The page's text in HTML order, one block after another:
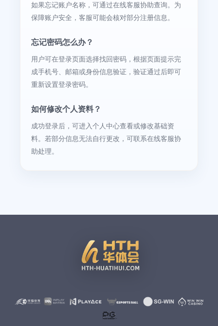
如果忘记账户名称，可通过在线客服协助查询。为
保障账户安全，客服可能会核对部分注册信息。
忘记密码怎么办？
用户可在登录页面选择找回密码，根据页面提示完
成手机号、邮箱或身份信息验证，验证通过后即可
重新设置登录密码。
如何修改个人资料？
成功登录后，可进入个人中心查看或修改基础资
料。若部分信息无法自行更改，可联系在线客服协
助处理。